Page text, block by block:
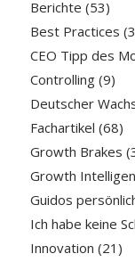
Berichte (53)
Best Practices
CEO Tipp des
Controlling(9)
Deutscher
Fachartikel (68)
Growth Brakes
Growth
Guidos
Ich habe keine
Innovation (21)